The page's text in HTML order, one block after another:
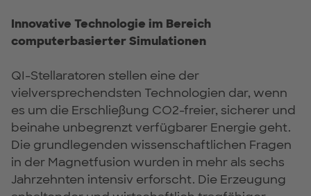
Innovative Technologie im Bereich
computerbasierter Simulationen
QI-Stellaratoren stellen eine der
vielversprechendsten Technologien dar, wenn
es um die Erschließung CO2-freier, sicherer und
beinahe unbegrenzt verfügbarer Energie geht.
Die grundlegenden wissenschaftlichen Fragen
in der Magnetfusion wurden in mehr als sechs
Jahrzehnten intensiv erforscht. Die Erzeugung